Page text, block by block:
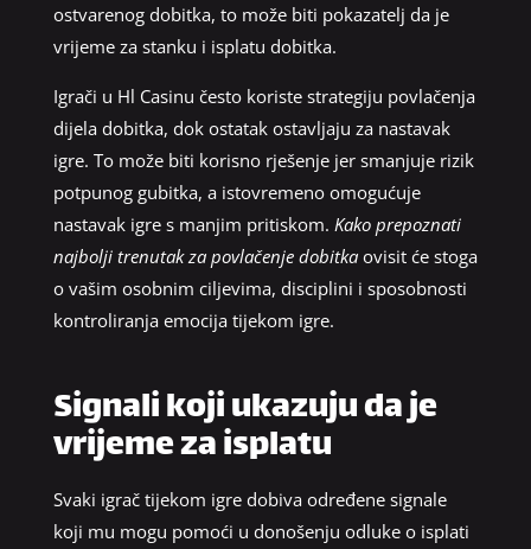
ostvarenog dobitka, to može biti pokazatelj da je
vrijeme za stanku i isplatu dobitka.
Igrači u Hl Casinu često koriste strategiju povlačenja
dijela dobitka, dok ostatak ostavljaju za nastavak
igre. To može biti korisno rješenje jer smanjuje rizik
potpunog gubitka, a istovremeno omogućuje
nastavak igre s manjim pritiskom. Kako prepoznati
najbolji trenutak za povlačenje dobitkaovisit će stoga
o vašim osobnim ciljevima, disciplini i sposobnosti
kontroliranja emocija tijekom igre.
Signali koji ukazuju da je
vrijeme za isplatu
Svaki igrač tijekom igre dobiva određene signale
koji mu mogu pomoći u donošenju odluke o isplati